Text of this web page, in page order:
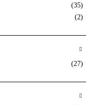
(35)
(2)
(27)